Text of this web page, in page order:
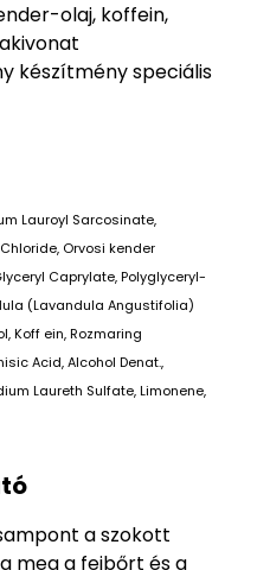
olaj, koffein,
készítmény speciális
Lauroyl Sarcosinate,
Orvosi kender
Caprylate, Polyglyceryl-
(Lavandula Angustifolia)
Koff ein, Rozmaring
Acid, Alcohol Denat.,
Laureth Sulfate, Limonene,
a szokott
meg a fejbőrt és a